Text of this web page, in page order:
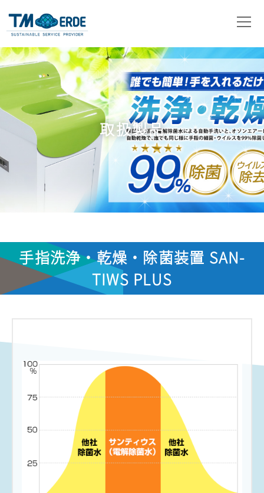
会社概要
事業内容
取扱製品
ニュース
お問い合わせ
取扱製品
手指洗浄・乾燥・除菌装置 SAN-
TIWS PLUS